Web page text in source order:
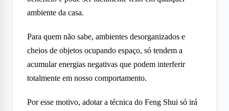
ambiente da casa.
Para quem não sabe, ambientes desorganizados e
cheios de objetos ocupando espaço, só tendem a
acumular energias negativas que podem interferir
totalmente em nosso comportamento.
Por esse motivo, adotar a técnica do Feng Shui só irá